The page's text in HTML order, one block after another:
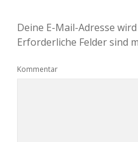
Deine E-Mail-Adresse
Erforderliche Felder sind
Kommentar